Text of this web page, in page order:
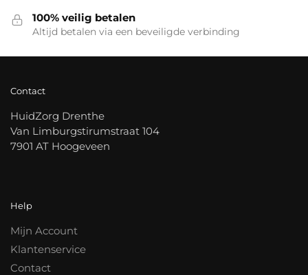
100% veilig betalen
Altijd betalen via een beveiligde verbinding
Contact
HuidZorg Drenthe
Van Limburgstirumstraat 104
7901 AT Hoogeveen
Help
Mijn Account
Klantenservice
Contact